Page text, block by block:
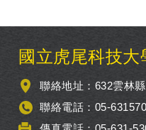
:::國立虎尾科技
聯絡地址：632雲林
聯絡電話：05-